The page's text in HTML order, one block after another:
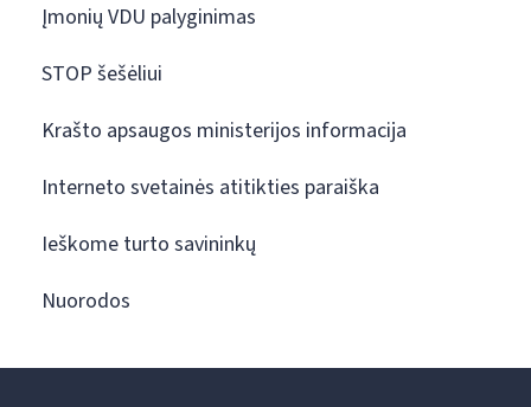
Įmonių VDU palyginimas
STOP šešėliui
Krašto apsaugos ministerijos informacija
Interneto svetainės atitikties paraiška
Ieškome turto savininkų
Nuorodos